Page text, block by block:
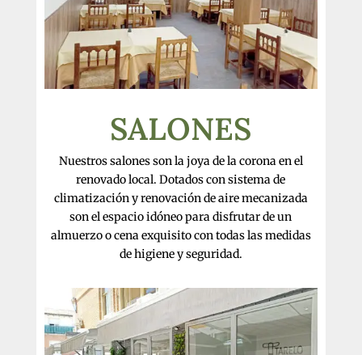
SALONES
Nuestros salones son la joya de la corona en el
renovado local. Dotados con sistema de
climatización y renovación de aire mecanizada
son el espacio idóneo para disfrutar de un
almuerzo o cena exquisito con todas las medidas
de higiene y seguridad.